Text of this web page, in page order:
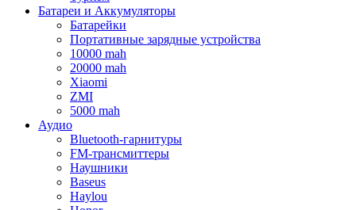
Батареи и Аккумуляторы
Батарейки
Портативные зарядные устройства
10000 mah
20000 mah
Xiaomi
ZMI
5000 mah
Аудио
Bluetooth-гарнитуры
FM-трансмиттеры
Наушники
Baseus
Haylou